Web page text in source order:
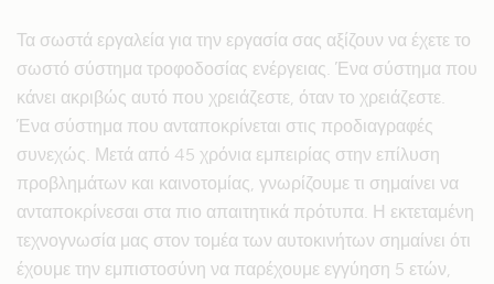
Τα σωστά εργαλεία για την εργασία σας αξίζουν να έχετε το
σωστό σύστημα τροφοδοσίας ενέργειας. Ένα σύστημα που
κάνει ακριβώς αυτό που χρειάζεστε, όταν το χρειάζεστε.
Ένα σύστημα που ανταποκρίνεται στις προδιαγραφές
συνεχώς. Μετά από 45 χρόνια εμπειρίας στην επίλυση
προβλημάτων και καινοτομίας, γνωρίζουμε τι σημαίνει να
ανταποκρίνεσαι στα πιο απαιτητικά πρότυπα. Η εκτεταμένη
τεχνογνωσία μας στον τομέα των αυτοκινήτων σημαίνει ότι
έχουμε την εμπιστοσύνη να παρέχουμε εγγύηση 5 ετών,